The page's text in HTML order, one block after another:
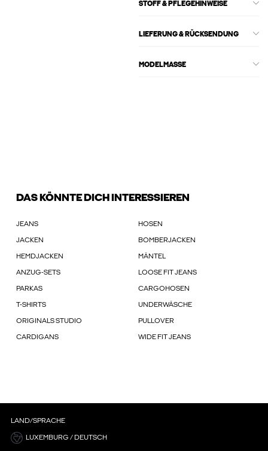
STOFF & PFLEGEHINWEISE
LIEFERUNG & RÜCKSENDUNG
MODELMASSE
DAS KÖNNTE DICH INTERESSIEREN
JEANS HOSEN
JACKEN BOMBERJACKEN
HEMDJACKEN MÄNTEL
ANZUG-SETS LOOSE FIT JEANS
PARKAS CARGOHOSEN
T-SHIRTS UNDERWÄSCHE
ORIGINALS STUDIO PULLOVER
CARDIGANS WIDE FIT JEANS
LAND/SPRACHE
LUXEMBURG / DEUTSCH